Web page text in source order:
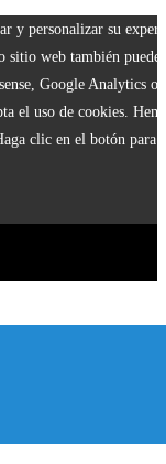
y personalizar su
sitio web también puede
Google Analytics o
el uso de cookies.
clic en el botón para